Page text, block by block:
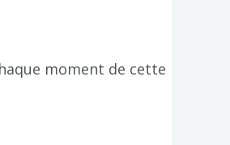
moment de cette